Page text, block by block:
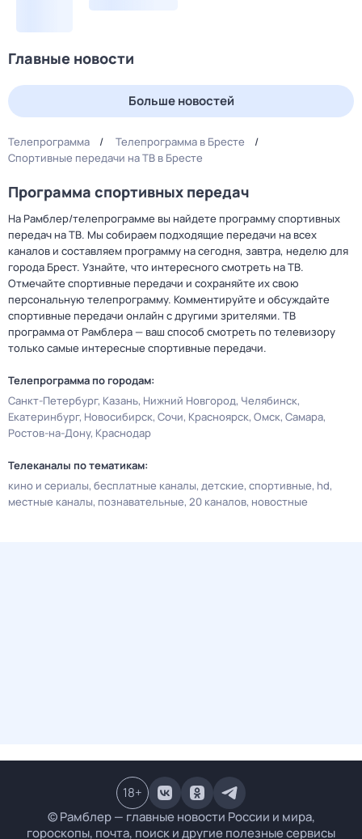
Главные новости
Больше новостей
Телепрограмма
Телепрограмма в Бресте
Спортивные передачи на ТВ в Бресте
Программа спортивных передач
На Рамблер/телепрограмме вы найдете программу спортивных
передач на ТВ. Мы собираем подходящие передачи на всех
каналов и составляем программу на сегодня, завтра, неделю для
города Брест. Узнайте, что интересного смотреть на ТВ.
Отмечайте спортивные передачи и сохраняйте их свою
персональную телепрограмму. Комментируйте и обсуждайте
спортивные передачи онлайн с другими зрителями. ТВ
программа от Рамблера — ваш способ смотреть по телевизору
только самые интересные спортивные передачи.
Телепрограмма по городам:
Санкт-Петербург Казань Нижний Новгород Челябинск
Екатеринбург Новосибирск Сочи Красноярск Омск Самара
Ростов-на-Дону Краснодар
Телеканалы по тематикам:
кино и сериалы бесплатные каналы детские спортивные hd
местные каналы познавательные 20 каналов новостные
© Рамблер — главные новости России и мира,
гороскопы, почта, поиск и другие полезные сервисы
18+